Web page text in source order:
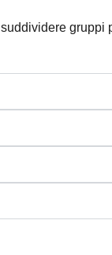
gruppi